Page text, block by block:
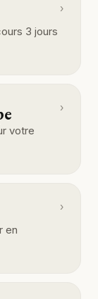
›
3 jours
›
votre
›
en